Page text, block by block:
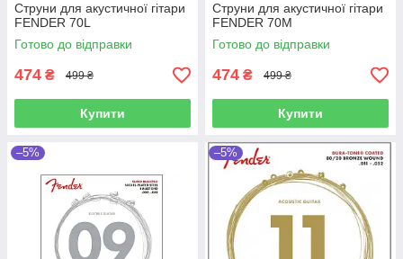
Струни для акустичної гітари
FENDER 70L
Готово до відправки
474 ₴ 499 ₴
Купити
Струни для акустичної гітари
FENDER 70M
Готово до відправки
474 ₴ 499 ₴
Купити
–5% –5%